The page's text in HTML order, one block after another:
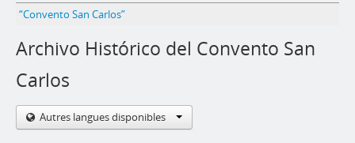
“Convento San Carlos”
Archivo Histórico del Convento San
Carlos
Autres langues disponibles